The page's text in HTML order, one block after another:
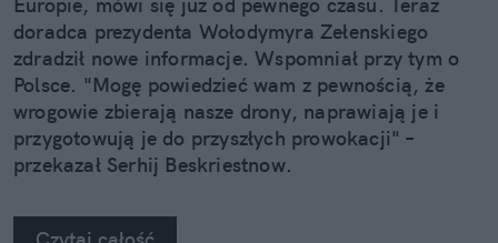
Europie, mówi się już od pewnego czasu. Teraz
doradca prezydenta Wołodymyra Zełenskiego
zdradził nowe informacje. Wspomniał przy tym o
Polsce. "Mogę powiedzieć wam z pewnością, że
wrogowie zbierają nasze drony, naprawiają je i
przygotowują je do przyszłych prowokacji" –
przekazał Serhij Beskriestnow.